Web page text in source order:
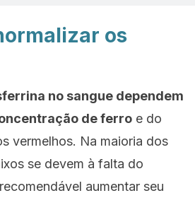
os
no sangue dependem
de ferro e do
vermelhos. Na maioria dos
se devem à falta do
aumentar seu